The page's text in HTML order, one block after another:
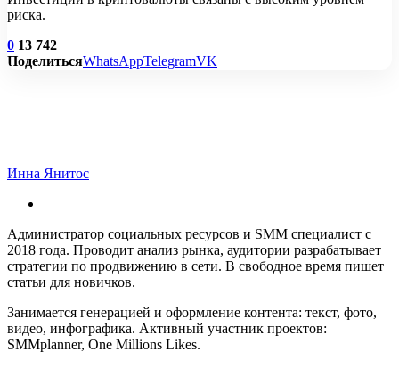
риска.
0 13 742
ПоделитьсяWhatsAppTelegramVK
Инна Янитос
Администратор социальных ресурсов и SMM специалист с
2018 года. Проводит анализ рынка, аудитории разрабатывает
стратегии по продвижению в сети. В свободное время пишет
статьи для новичков.
Занимается генерацией и оформление контента: текст, фото,
видео, инфографика. Активный участник проектов:
SMMplanner, One Millions Likes.